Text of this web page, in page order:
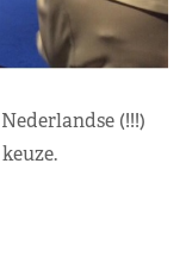
(!!!)